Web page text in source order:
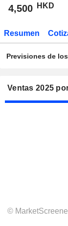
4,500 HKD
Resumen
Previsiones de
Ventas 2025
©